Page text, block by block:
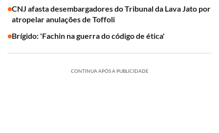
CNJ afasta desembargadores do Tribunal da Lava Jato por
atropelar anulações de Toffoli
Brígido: 'Fachin na guerra do código de ética'
CONTINUA APÓS A PUBLICIDADE